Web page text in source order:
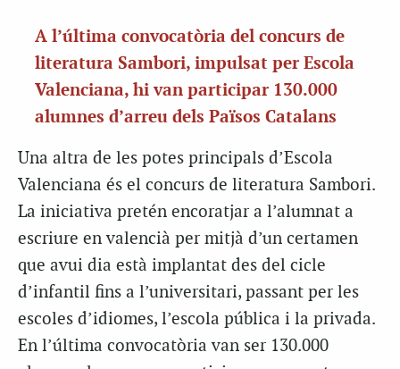
A l’última convocatòria del concurs de
literatura Sambori, impulsat per Escola
Valenciana, hi van participar 130.000
alumnes d’arreu dels Països Catalans
Una altra de les potes principals d’Escola
Valenciana és el concurs de literatura Sambori.
La iniciativa pretén encoratjar a l’alumnat a
escriure en valencià per mitjà d’un certamen
que avui dia està implantat des del cicle
d’infantil fins a l’universitari, passant per les
escoles d’idiomes, l’escola pública i la privada.
En l’última convocatòria van ser 130.000